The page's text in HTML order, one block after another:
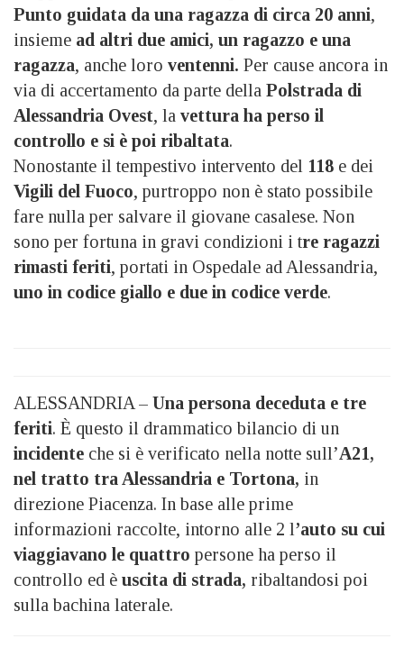
Punto guidata da una ragazza di circa 20 anni,
insieme ad altri due amici, un ragazzo e una
ragazza, anche loro ventenni. Per cause ancora in
via di accertamento da parte della Polstrada di
Alessandria Ovest, la vettura ha perso il
controllo e si è poi ribaltata.
Nonostante il tempestivo intervento del 118 e dei
Vigili del Fuoco, purtroppo non è stato possibile
fare nulla per salvare il giovane casalese. Non
sono per fortuna in gravi condizioni i tre ragazzi
rimasti feriti, portati in Ospedale ad Alessandria,
uno in codice giallo e due in codice verde.
ALESSANDRIA – Una persona deceduta e tre
feriti. È questo il drammatico bilancio di un
incidente che si è verificato nella notte sull’A21,
nel tratto tra Alessandria e Tortona, in
direzione Piacenza. In base alle prime
informazioni raccolte, intorno alle 2 l’auto su cui
viaggiavano le quattro persone ha perso il
controllo ed è uscita di strada, ribaltandosi poi
sulla bachina laterale.